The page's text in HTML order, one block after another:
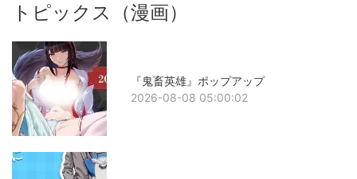
トピックス（漫画）
『鬼畜英雄』ポップアップ
2026-08-08 05:00:02